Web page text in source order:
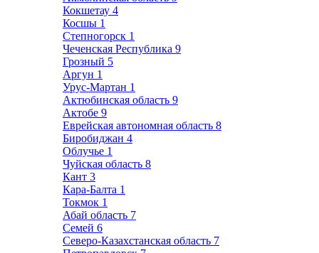
Кокшетау 4
Косшы 1
Степногорск 1
Чеченская Республика 9
Грозный 5
Аргун 1
Урус-Мартан 1
Актюбинская область 9
Актобе 9
Еврейская автономная область 8
Биробиджан 4
Облучье 1
Чуйская область 8
Кант 3
Кара-Балта 1
Токмок 1
Абай область 7
Семей 6
Северо-Казахстанская область 7